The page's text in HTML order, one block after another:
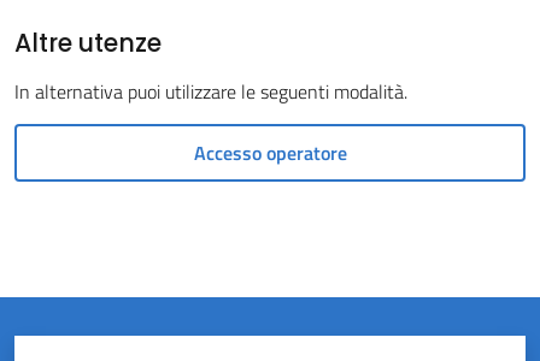
on-
Altre utenze
In alternativa puoi utilizzare le seguenti modalità.
Accesso operatore